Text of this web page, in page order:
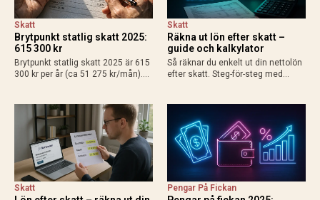
Brytpunkt statlig skatt 2025:
615 300 kr
Skatt
Brytpunkt statlig skatt 2025 är 615
300 kr per år (ca 51 275 kr/mån).
löntagare och pensionärer. Så
påverkas din plånbok!
Räkna ut lön efter skatt –
guide och kalkylator
Skatt
Så räknar du enkelt ut din nettolön
efter skatt. Steg-för-steg med
resultat 2025.
Skatt Pengar På Fickan